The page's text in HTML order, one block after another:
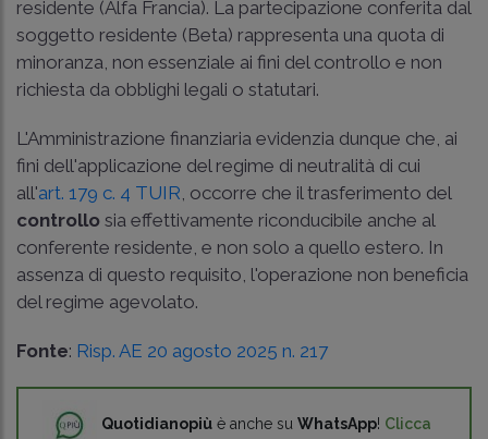
residente (Alfa Francia). La partecipazione conferita dal
soggetto residente (Beta) rappresenta una quota di
minoranza, non essenziale ai fini del controllo e non
richiesta da obblighi legali o statutari.
L'Amministrazione finanziaria evidenzia dunque che, ai
fini dell'applicazione del regime di neutralità di cui
all'art. 179 c. 4 TUIR , occorre che il trasferimento del
controllo sia effettivamente riconducibile anche al
conferente residente, e non solo a quello estero. In
assenza di questo requisito, l'operazione non beneficia
del regime agevolato.
Fonte: Risp. AE 20 agosto 2025 n. 217
Quotidianopiù è anche su WhatsApp! Clicca